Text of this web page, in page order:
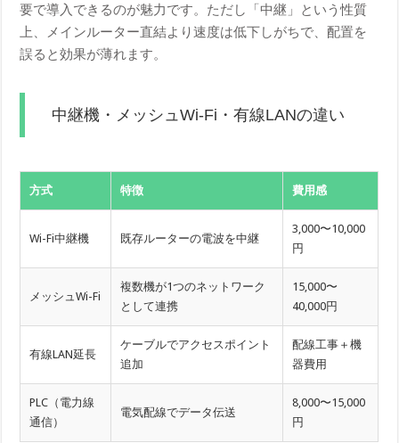
要で導入できるのが魅力です。ただし「中継」という性質
上、メインルーター直結より速度は低下しがちで、配置を
誤ると効果が薄れます。
中継機・メッシュWi-Fi・有線LANの違い
方式 特徴 費用感
Wi-Fi中継機 既存ルーターの電波を中継
3,000〜10,000
円
メッシュWi-Fi
複数機が1つのネットワーク
として連携
15,000〜
40,000円
有線LAN延長
ケーブルでアクセスポイント
追加
配線工事＋機
器費用
PLC（電力線
通信）
電気配線でデータ伝送
8,000〜15,000
円